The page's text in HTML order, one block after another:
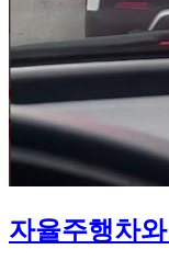
자율주행차